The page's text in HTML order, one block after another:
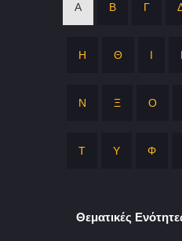
Α Β Γ
Η Θ Ι
Ν Ξ Ο
Τ Υ Φ
Θεματικές